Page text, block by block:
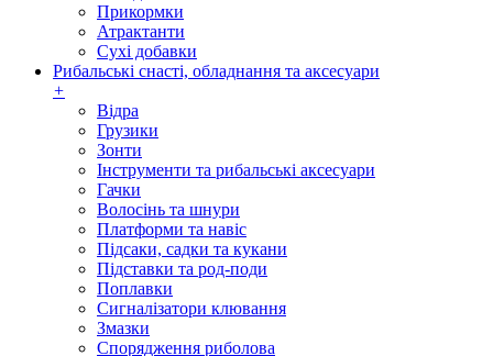
Прикормки
Атрактанти
Сухі добавки
Рибальські снасті, обладнання та аксесуари
+
Відра
Грузики
Зонти
Інструменти та рибальські аксесуари
Гачки
Волосінь та шнури
Платформи та навіс
Підсаки, садки та кукани
Підставки та род-поди
Поплавки
Сигналізатори клювання
Змазки
Спорядження риболова